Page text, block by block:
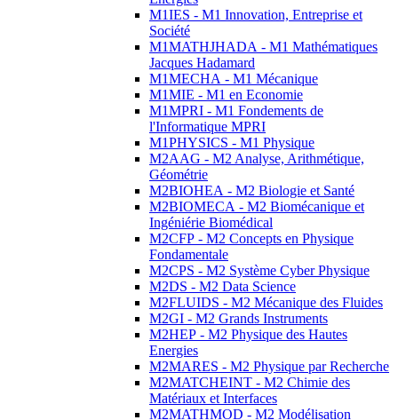
M1IES - M1 Innovation, Entreprise et
Société
M1MATHJHADA - M1 Mathématiques
Jacques Hadamard
M1MECHA - M1 Mécanique
M1MIE - M1 en Economie
M1MPRI - M1 Fondements de
l'Informatique MPRI
M1PHYSICS - M1 Physique
M2AAG - M2 Analyse, Arithmétique,
Géométrie
M2BIOHEA - M2 Biologie et Santé
M2BIOMECA - M2 Biomécanique et
Ingéniérie Biomédical
M2CFP - M2 Concepts en Physique
Fondamentale
M2CPS - M2 Système Cyber Physique
M2DS - M2 Data Science
M2FLUIDS - M2 Mécanique des Fluides
M2GI - M2 Grands Instruments
M2HEP - M2 Physique des Hautes
Energies
M2MARES - M2 Physique par Recherche
M2MATCHEINT - M2 Chimie des
Matériaux et Interfaces
M2MATHMOD - M2 Modélisation